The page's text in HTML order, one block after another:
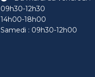
09h30-12h30
14h00-18h00
Samedi : 09h30-12h00